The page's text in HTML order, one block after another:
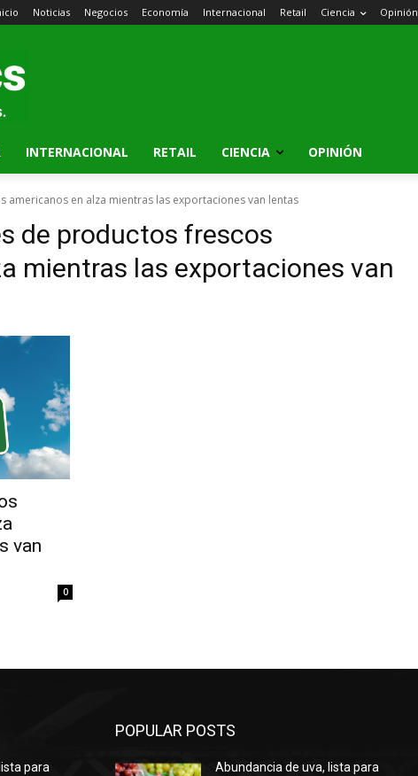
Noticias Negocios Economía Internacional Retail Ciencia Opinión
INTERNACIONAL RETAIL CIENCIA OPINIÓN
en alza mientras las exportaciones van lentas
de productos frescos
mientras las exportaciones van
van
0
para
POPULAR POSTS
Abundancia de uva, lista para